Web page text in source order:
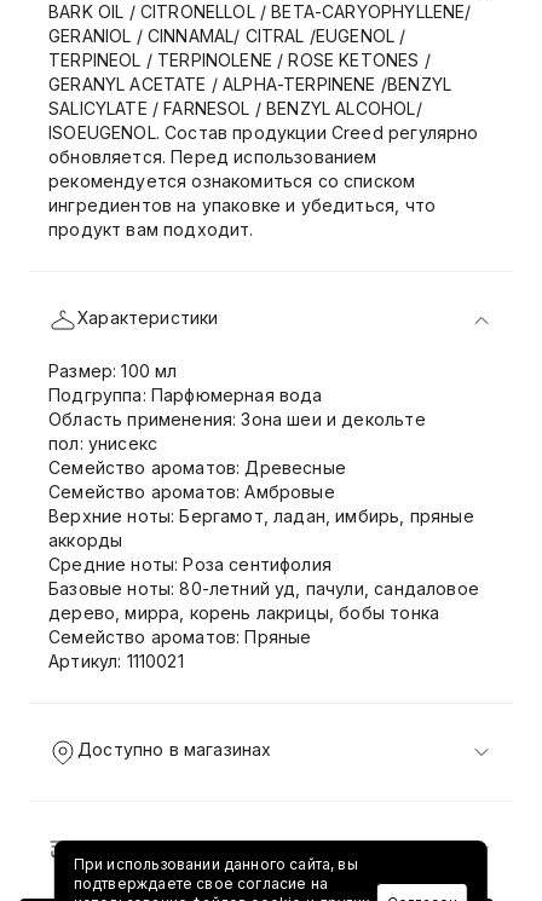
BARK OIL / CITRONELLOL / BETA-CARYOPHYLLENE/
GERANIOL / CINNAMAL/ CITRAL /EUGENOL /
TERPINEOL / TERPINOLENE / ROSE KETONES /
GERANYL ACETATE / ALPHA-TERPINENE /BENZYL
SALICYLATE / FARNESOL / BENZYL ALCOHOL/
ISOEUGENOL. Состав продукции Creed регулярно
обновляется. Перед использованием
рекомендуется ознакомиться со списком
ингредиентов на упаковке и убедиться, что
продукт вам подходит.
Характеристики
Размер: 100 мл
Подгруппа: Парфюмерная вода
Область применения: Зона шеи и декольте
пол: унисекс
Семейство ароматов: Древесные
Семейство ароматов: Амбровые
Верхние ноты: Бергамот, ладан, имбирь, пряные
аккорды
Средние ноты: Роза сентифолия
Базовые ноты: 80-летний уд, пачули, сандаловое
дерево, мирра, корень лакрицы, бобы тонка
Семейство ароматов: Пряные
Артикул: 1110021
Доступно в магазинах
Доставка и возврат
При использовании данного сайта, вы
подтверждаете свое согласие на